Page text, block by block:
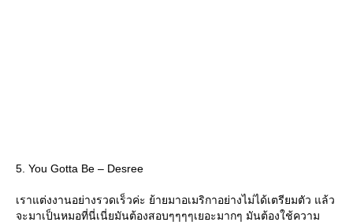
5. You Gotta Be – Desree
เราแต่งงานอย่างรวดเร็วค่ะ ย้ายมาอเมริกาอย่างไม่ได้เตรียมตัว แล้ว
จะมาเป็นหมอที่นี่เนี่ยมันต้องสอบๆๆๆๆเยอะมากๆ มันต้องใช้ความ